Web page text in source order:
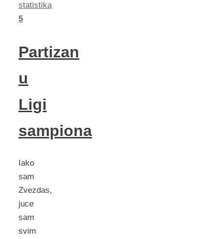
statistika
5
Partizan
u
Ligi
sampiona
Iako
sam
Zvezdas,
juce
sam
svim